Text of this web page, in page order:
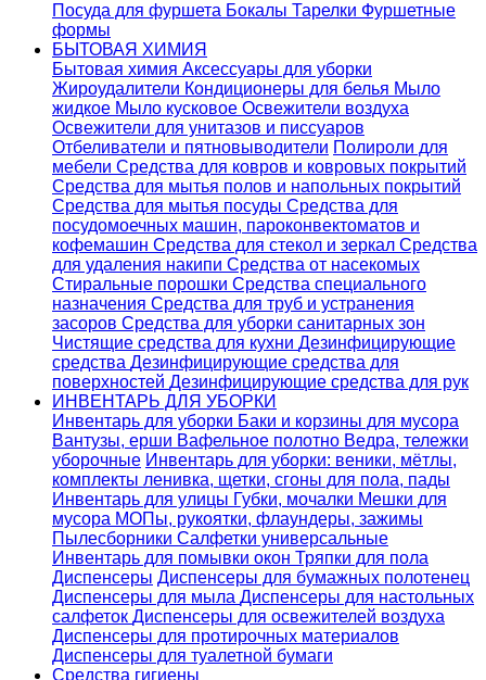
Посуда для фуршета Бокалы Тарелки Фуршетные
формы
БЫТОВАЯ ХИМИЯ
Бытовая химия Аксессуары для уборки
Жироудалители Кондиционеры для белья Мыло
жидкое Мыло кусковое Освежители воздуха
Освежители для унитазов и писсуаров
Отбеливатели и пятновыводители Полироли для
мебели Средства для ковров и ковровых покрытий
Средства для мытья полов и напольных покрытий
Средства для мытья посуды Средства для
посудомоечных машин, пароконвектоматов и
кофемашин Средства для стекол и зеркал Средства
для удаления накипи Средства от насекомых
Стиральные порошки Cредства специального
назначения Средства для труб и устранения
засоров Средства для уборки санитарных зон
Чистящие средства для кухни Дезинфицирующие
средства Дезинфицирующие средства для
поверхностей Дезинфицирующие средства для рук
ИНВЕНТАРЬ ДЛЯ УБОРКИ
Инвентарь для уборки Баки и корзины для мусора
Вантузы, ерши Вафельное полотно Ведра, тележки
уборочные Инвентарь для уборки: веники, мётлы,
комплекты ленивка, щетки, сгоны для пола, пады
Инвентарь для улицы Губки, мочалки Мешки для
мусора МОПы, рукоятки, флаундеры, зажимы
Пылесборники Салфетки универсальные
Инвентарь для помывки окон Тряпки для пола
Диспенсеры Диспенсеры для бумажных полотенец
Диспенсеры для мыла Диспенсеры для настольных
салфеток Диспенсеры для освежителей воздуха
Диспенсеры для протирочных материалов
Диспенсеры для туалетной бумаги
Средства гигиены